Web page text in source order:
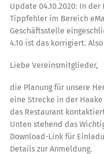
Update 04.10.2020: In
Tippfehler im Bereich
Geschäftsstelle
4.10 ist das korrigiert.
Liebe Vereinsmitglieder,
die Planung für unsere
eine Strecke in der
das Restaurant
Unten stehend das
Download-Link für
Details zur Anmeldung.